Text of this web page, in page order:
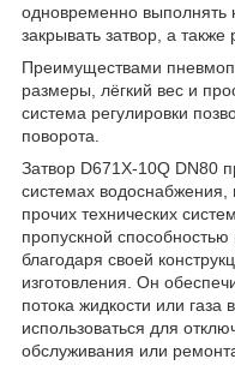
одновременно выполнять
закрывать затвор, а также
Преимуществами
размеры, лёгкий вес и
система регулировки
поворота.
Затвор D671X-10Q DN80
системах водоснабжения,
прочих технических
пропускной
благодаря своей
изготовления. Он
потока жидкости или газа
использоваться для
обслуживания или